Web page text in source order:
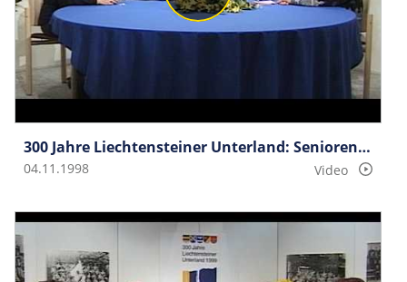
300 Jahre Liechtensteiner Unterland: Seniorengespräche Gruppe 3
04.11.1998 Video